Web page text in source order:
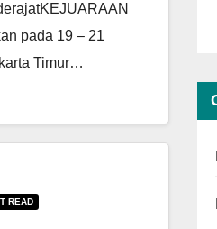
pada 19 – 21
Timur…
READ